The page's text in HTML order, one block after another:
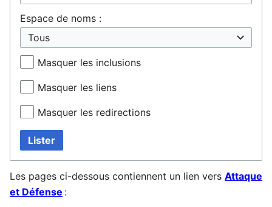
Espace de noms :
Tous
Masquer les inclusions
Masquer les liens
Masquer les redirections
Lister
Les pages ci-dessous contiennent un lien vers Attaque
et Défense :